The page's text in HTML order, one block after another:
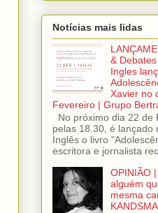
Notícias mais lidas
&
Ingles
Xavier no
Fevereiro | Grupo
No próximo dia 22 de
pelas 18.30, é lançado
Inglês o livro
escritora e jornalista
OPINIÃO
alguém
mesma